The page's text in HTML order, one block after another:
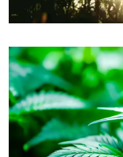
CBD
Красота и
CBD для
Магазины